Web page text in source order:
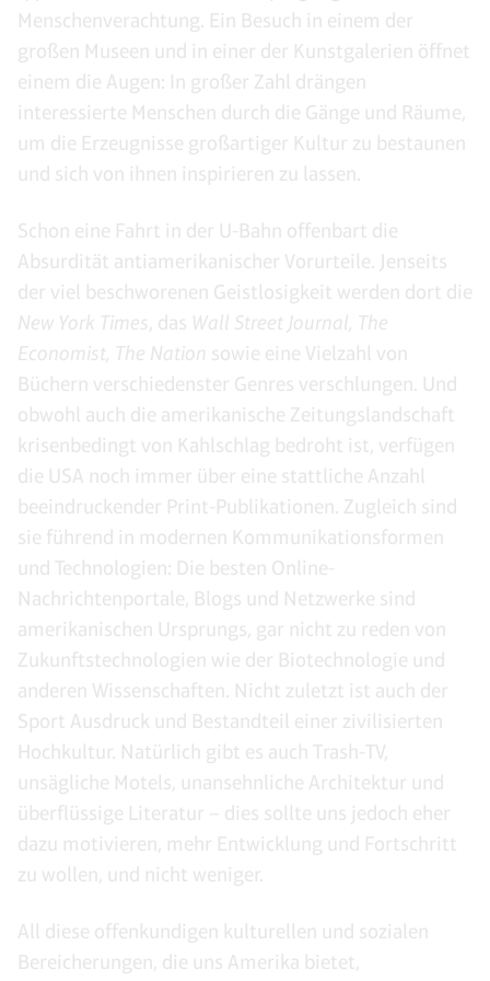
Menschenverachtung. Ein Besuch in einem der
großen Museen und in einer der Kunstgalerien öffnet
einem die Augen: In großer Zahl drängen
interessierte Menschen durch die Gänge und Räume,
um die Erzeugnisse großartiger Kultur zu bestaunen
und sich von ihnen inspirieren zu lassen.
Schon eine Fahrt in der U-Bahn offenbart die
Absurdität antiamerikanischer Vorurteile. Jenseits
der viel beschworenen Geistlosigkeit werden dort die
New York Times, das Wall Street Journal, The
Economist, The Nation sowie eine Vielzahl von
Büchern verschiedenster Genres verschlungen. Und
obwohl auch die amerikanische Zeitungslandschaft
krisenbedingt von Kahlschlag bedroht ist, verfügen
die USA noch immer über eine stattliche Anzahl
beeindruckender Print-Publikationen. Zugleich sind
sie führend in modernen Kommunikationsformen
und Technologien: Die besten Online-
Nachrichtenportale, Blogs und Netzwerke sind
amerikanischen Ursprungs, gar nicht zu reden von
Zukunftstechnologien wie der Biotechnologie und
anderen Wissenschaften. Nicht zuletzt ist auch der
Sport Ausdruck und Bestandteil einer zivilisierten
Hochkultur. Natürlich gibt es auch Trash-TV,
unsägliche Motels, unansehnliche Architektur und
überflüssige Literatur – dies sollte uns jedoch eher
dazu motivieren, mehr Entwicklung und Fortschritt
zu wollen, und nicht weniger.
All diese offenkundigen kulturellen und sozialen
Bereicherungen, die uns Amerika bietet,